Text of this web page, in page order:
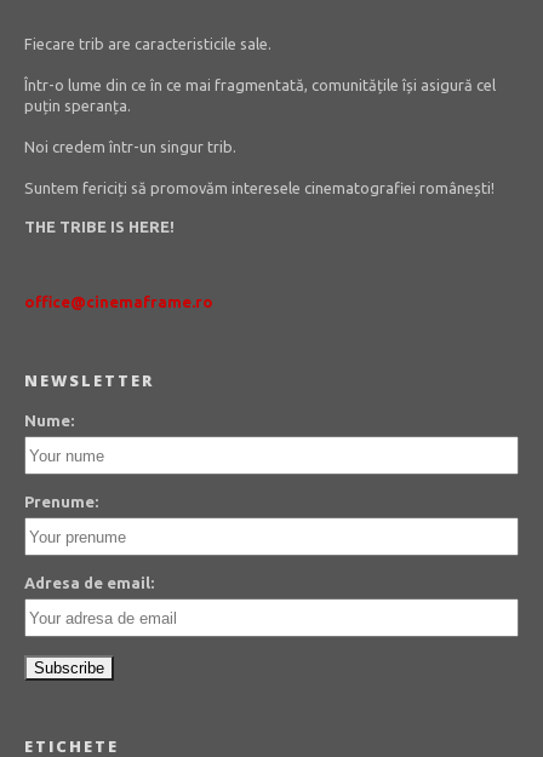
Fiecare trib are caracteristicile sale.
Într-o lume din ce în ce mai fragmentată, comunitățile își asigură cel
puțin speranța.
Noi credem într-un singur trib.
Suntem fericiți să promovăm interesele cinematografiei românești!
THE TRIBE IS HERE!
office@cinemaframe.ro
NEWSLETTER
Nume:
Prenume:
Adresa de email:
ETICHETE